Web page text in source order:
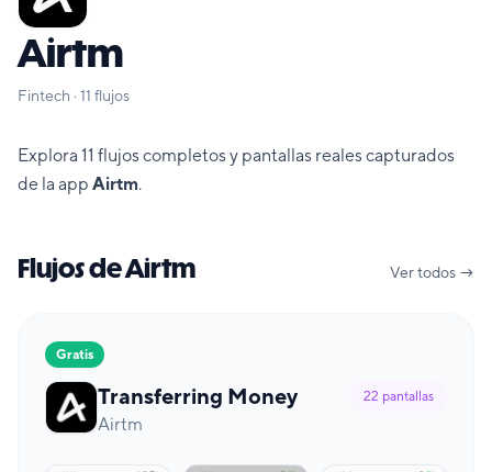
Airtm
Fintech · 11 flujos
Explora 11 flujos completos y pantallas reales capturados
de la app Airtm.
Flujos deAirtm Ver todos →
Gratis
Transferring Money
Airtm
22 pantallas